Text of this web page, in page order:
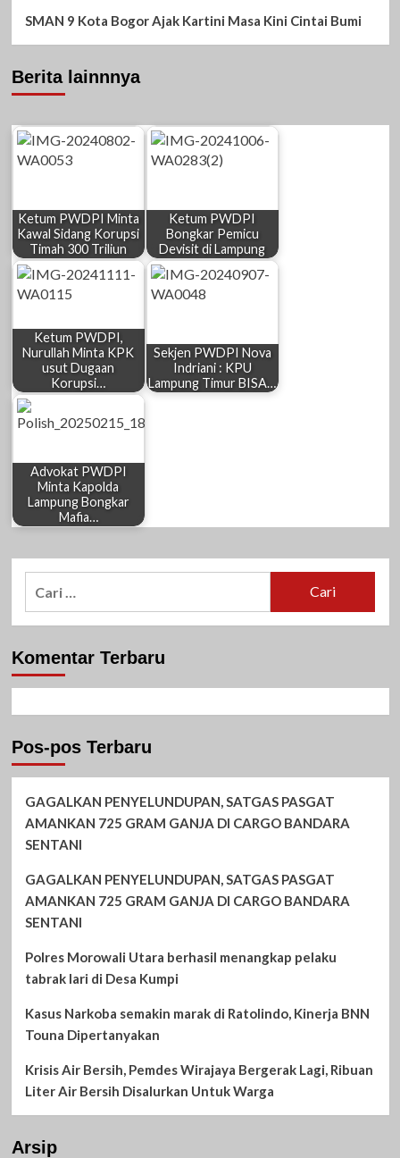
SMAN 9 Kota Bogor Ajak Kartini Masa Kini Cintai Bumi
Berita lainnnya
Ketum PWDPI Minta
Kawal Sidang Korupsi
Timah 300 Triliun
Ketum PWDPI
Bongkar Pemicu
Devisit di Lampung
Ketum PWDPI,
Nurullah Minta KPK
usut Dugaan
Korupsi…
Sekjen PWDPI Nova
Indriani : KPU
Lampung Timur BISA…
Advokat PWDPI
Minta Kapolda
Lampung Bongkar
Mafia…
Komentar Terbaru
Pos-pos Terbaru
GAGALKAN PENYELUNDUPAN, SATGAS PASGAT
AMANKAN 725 GRAM GANJA DI CARGO BANDARA
SENTANI
GAGALKAN PENYELUNDUPAN, SATGAS PASGAT
AMANKAN 725 GRAM GANJA DI CARGO BANDARA
SENTANI
Polres Morowali Utara berhasil menangkap pelaku
tabrak lari di Desa Kumpi
Kasus Narkoba semakin marak di Ratolindo, Kinerja BNN
Touna Dipertanyakan
Krisis Air Bersih, Pemdes Wirajaya Bergerak Lagi, Ribuan
Liter Air Bersih Disalurkan Untuk Warga
Arsip